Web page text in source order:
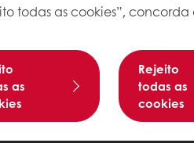
todas as cookies”,
as
Rejeito
todas as
cookies